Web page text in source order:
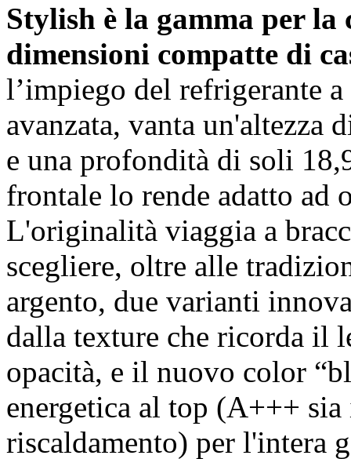
Stylish è la gamma per
dimensioni compatte di
l’impiego del refrigerante
avanzata, vanta un'altezza
e una profondità di soli
frontale lo rende adatto ad
L'originalità viaggia a
scegliere, oltre alle
argento, due varianti
dalla texture che ricorda il
opacità, e il nuovo color
energetica al top (A+++
riscaldamento) per l'intera